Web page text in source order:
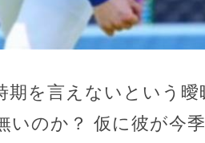
を言えないという
いのか？ 仮に彼が今